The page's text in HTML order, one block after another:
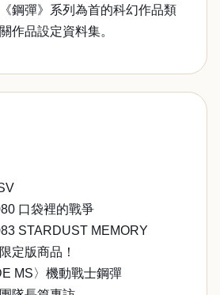
鋼彈》系列為首的科幻作品類
作品設定資料集。
口袋裡的戰爭
STARDUST MEMORY
定版商品！
MS〉機動戰士鋼彈